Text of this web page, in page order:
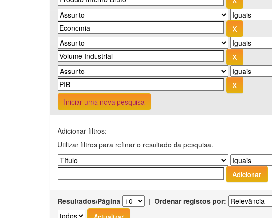
Iniciar uma nova pesquisa
Adicionar filtros:
Utilizar filtros para refinar o resultado da pesquisa.
Resultados/Página | Ordenar registos por: